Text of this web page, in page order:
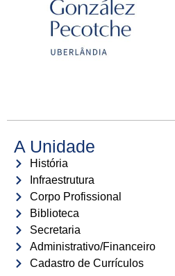
A Unidade
História
Infraestrutura
Corpo Profissional
Biblioteca
Secretaria
Administrativo/Financeiro
Cadastro de Currículos